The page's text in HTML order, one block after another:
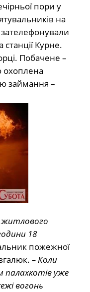
пори у
на
зателефонували
Курне.
Побачене –
охоплена
займання –
житлового
18
пожежної
– Коли
палахкотів уже
вогонь